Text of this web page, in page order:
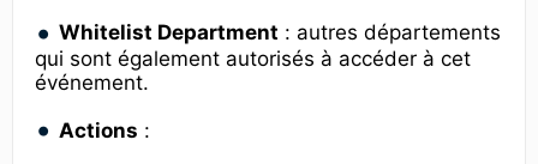
Whitelist Department : autres départements
qui sont également autorisés à accéder à cet
événement.
Actions :